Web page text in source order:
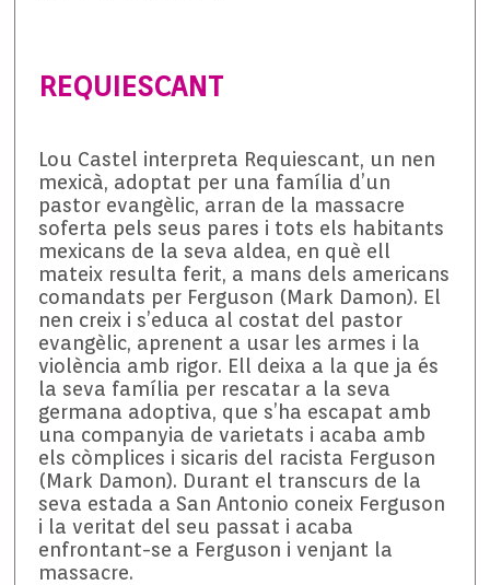
REQUIESCANT
Lou Castel interpreta Requiescant, un nen
mexicà, adoptat per una família d’un
pastor evangèlic, arran de la massacre
soferta pels seus pares i tots els habitants
mexicans de la seva aldea, en què ell
mateix resulta ferit, a mans dels americans
comandats per Ferguson (Mark Damon). El
nen creix i s’educa al costat del pastor
evangèlic, aprenent a usar les armes i la
violència amb rigor. Ell deixa a la que ja és
la seva família per rescatar a la seva
germana adoptiva, que s’ha escapat amb
una companyia de varietats i acaba amb
els còmplices i sicaris del racista Ferguson
(Mark Damon). Durant el transcurs de la
seva estada a San Antonio coneix Ferguson
i la veritat del seu passat i acaba
enfrontant-se a Ferguson i venjant la
massacre.